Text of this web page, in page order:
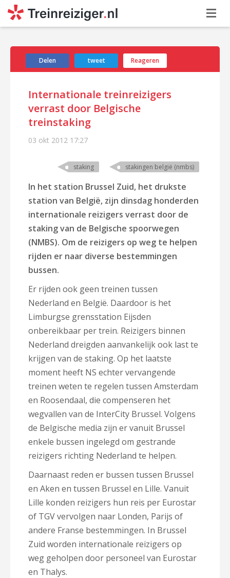
Delen tweet Reageren
Internationale treinreizigers
verrast door Belgische
treinstaking
03 okt 2012 17:27
staking stakingen belgië (nmbs)
In het station Brussel Zuid, het drukste
station van België, zijn dinsdag honderden
internationale reizigers verrast door de
staking van de Belgische spoorwegen
(NMBS). Om de reizigers op weg te helpen
rijden er naar diverse bestemmingen
bussen.
Er rijden ook geen treinen tussen
Nederland en België. Daardoor is het
Limburgse grensstation Eijsden
onbereikbaar per trein. Reizigers binnen
Nederland dreigden aanvankelijk ook last te
krijgen van de staking. Op het laatste
moment heeft NS echter vervangende
treinen weten te regelen tussen Amsterdam
en Roosendaal, die compenseren het
wegvallen van de InterCity Brussel. Volgens
de Belgische media zijn er vanuit Brussel
enkele bussen ingelegd om gestrande
reizigers richting Nederland te helpen.
Daarnaast reden er bussen tussen Brussel
en Aken en tussen Brussel en Lille. Vanuit
Lille konden reizigers hun reis per Eurostar
of TGV vervolgen naar Londen, Parijs of
andere Franse bestemmingen. In Brussel
Zuid worden internationale reizigers op
weg geholpen door personeel van Eurostar
en Thalys.